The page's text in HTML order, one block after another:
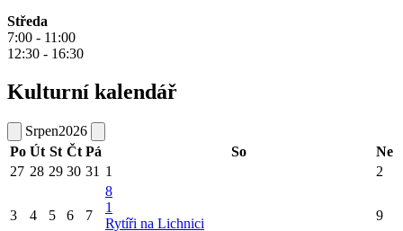
Středa
7:00 - 11:00
12:30 - 16:30
Kulturní kalendář
Srpen2026
Po Út St Čt Pá So
Ne
27 28 29 30 31 1 2
3 4 5 6 7
8
1
Rytíři na Lichnici
9